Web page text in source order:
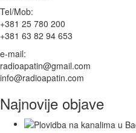
Tel/Mob:
+381 25 780 200
+381 63 82 94 653
e-mail:
radioapatin@gmail.com
info@radioapatin.com
Najnovije objave